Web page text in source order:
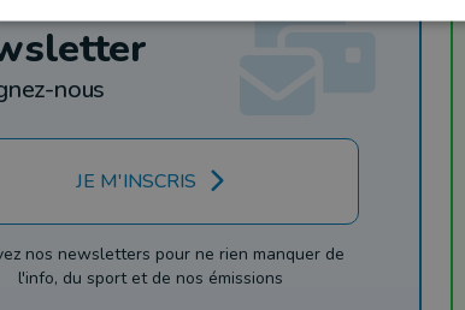
nous
JE M'INSCRIS
nos newsletters pour ne rien manquer de
l'info, du sport et de nos émissions